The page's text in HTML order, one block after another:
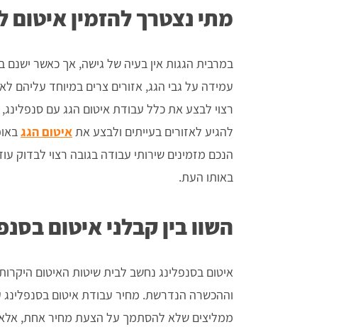
מתי נצטרך להזמין איטום
במרבית הגגות אין בעיה של גישה, אך כאשר ישנם
עמידה על גבי הגג, אזורים צרים במיוחד עליהם
רצוי לבצע את כלל עבודת איטום הגג עם
להגיע לאזורים בעייתים ולבצע את איטום הגג
הנכם מזמינים שירותי עבודה בגובה רצוי לבדוק
באותו העת.
השוו בין קבלני איטום
איטום בסנפלינג נחשב לבית שיטות האיטום
וההכשרה הנדרשת. מחיר עבודת איטום בסנפלינג
ממליצים שלא להסתמך על הצעת מחיר אחת, אלא